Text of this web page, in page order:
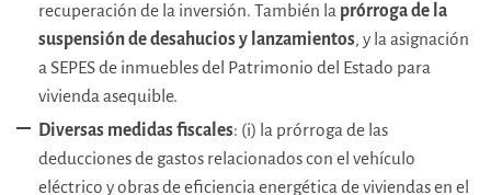
recuperación de la inversión. También la prórroga de la
suspensión de desahucios y lanzamientos, y la asignación
a SEPES de inmuebles del Patrimonio del Estado para
vivienda asequible.
Diversas medidas fiscales: (i) la prórroga de las
deducciones de gastos relacionados con el vehículo
eléctrico y obras de eficiencia energética de viviendas en el